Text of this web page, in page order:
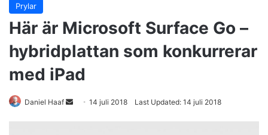
Prylar
Här är Microsoft Surface Go –
hybridplattan som konkurrerar
med iPad
Daniel Haaf 14 juli 2018 Last Updated: 14 juli 2018